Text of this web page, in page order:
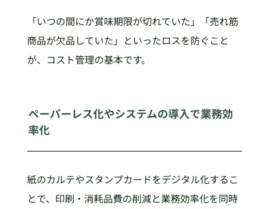
「いつの間にか賞味期限が切れていた」「売れ筋
商品が欠品していた」といったロスを防ぐこと
が、コスト管理の基本です。
ペーパーレス化やシステムの導入で業務効
率化
紙のカルテやスタンプカードをデジタル化するこ
とで、印刷・消耗品費の削減と業務効率化を同時